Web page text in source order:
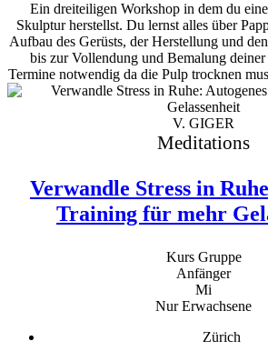
Ein dreiteiligen Workshop in dem du
Skulptur herstellst. Du lernst alles über
Aufbau des Gerüsts, der Herstellung und
bis zur Vollendung und Bemalung
Termine notwendig da die Pulp trocknen
V. GIGER
Meditations
Verwandle Stress in
Training für mehr
Kurs Gruppe
Anfänger
Mi
Nur Erwachsene
Zürich